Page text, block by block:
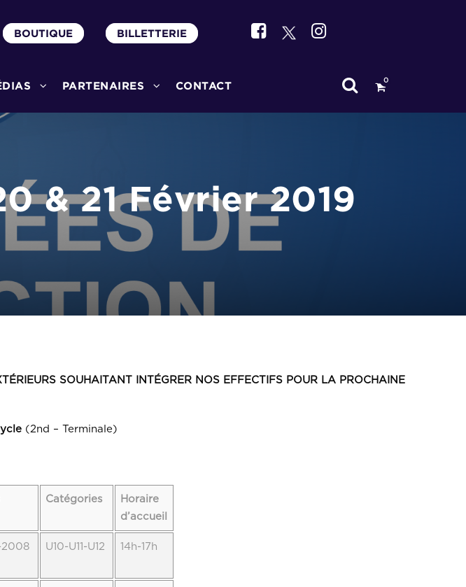
BOUTIQUE BILLETTERIE
PARTENAIRES CONTACT 0
& 21 Février 2019
SOUHAITANT INTÉGRER NOS EFFECTIFS POUR LA PROCHAINE
(2nd – Terminale)
Catégories
Horaire
d’accueil
U10-U11-U12 14h-17h